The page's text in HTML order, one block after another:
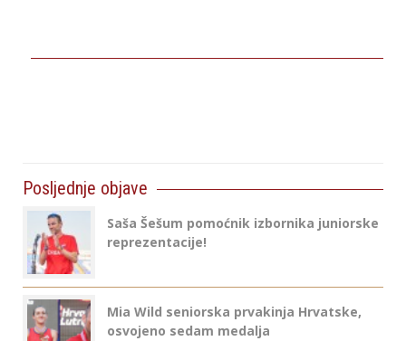
Posljednje objave
Saša Šešum pomoćnik izbornika juniorske
reprezentacije!
Mia Wild seniorska prvakinja Hrvatske,
osvojeno sedam medalja